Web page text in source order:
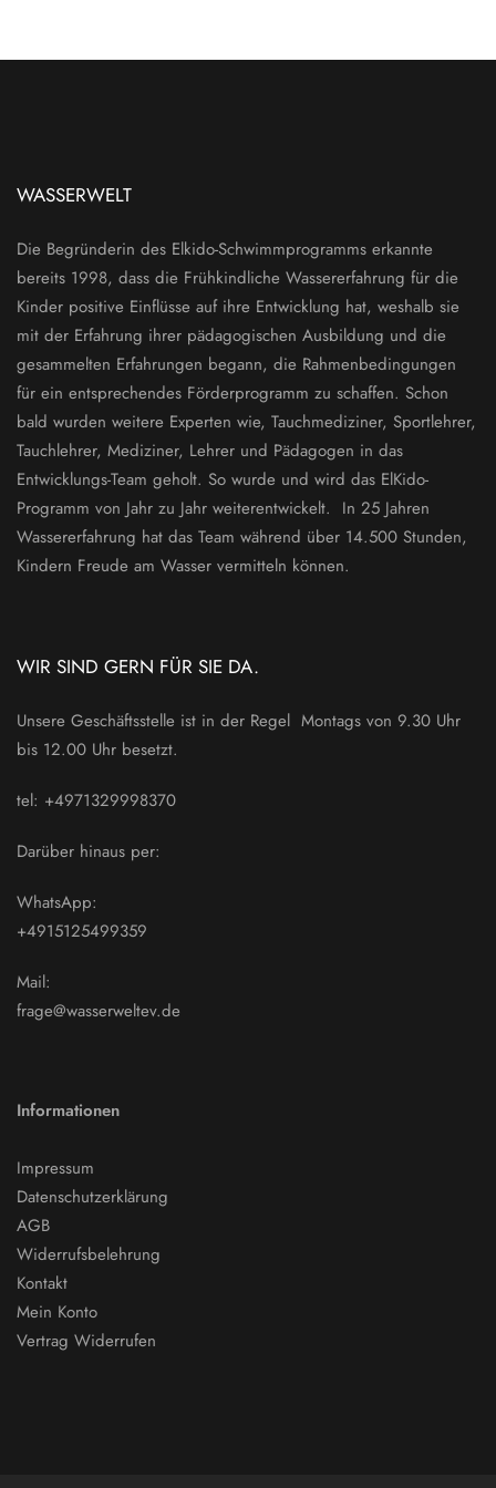
WASSERWELT
Die Begründerin des Elkido-Schwimmprogramms erkannte
bereits 1998, dass die Frühkindliche Wassererfahrung für die
Kinder positive Einflüsse auf ihre Entwicklung hat, weshalb sie
mit der Erfahrung ihrer pädagogischen Ausbildung und die
gesammelten Erfahrungen begann, die Rahmenbedingungen
für ein entsprechendes Förderprogramm zu schaffen. Schon
bald wurden weitere Experten wie, Tauchmediziner, Sportlehrer,
Tauchlehrer, Mediziner, Lehrer und Pädagogen in das
Entwicklungs-Team geholt. So wurde und wird das ElKido-
Programm von Jahr zu Jahr weiterentwickelt. In 25 Jahren
Wassererfahrung hat das Team während über 14.500 Stunden,
Kindern Freude am Wasser vermitteln können.
WIR SIND GERN FÜR SIE DA.
Unsere Geschäftsstelle ist in der Regel Montags von 9.30 Uhr
bis 12.00 Uhr besetzt.
tel: +4971329998370
Darüber hinaus per:
WhatsApp:
+4915125499359
Mail:
frage@wasserweltev.de
Informationen
Impressum
Datenschutzerklärung
AGB
Widerrufsbelehrung
Kontakt
Mein Konto
Vertrag Widerrufen